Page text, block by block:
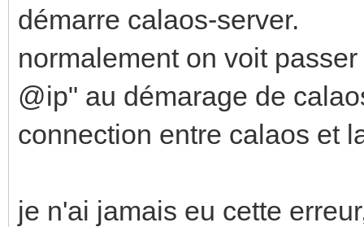
démarre calaos-server.
normalement on voit
@ip" au démarage de
connection entre calaos et
je n'ai jamais eu cette